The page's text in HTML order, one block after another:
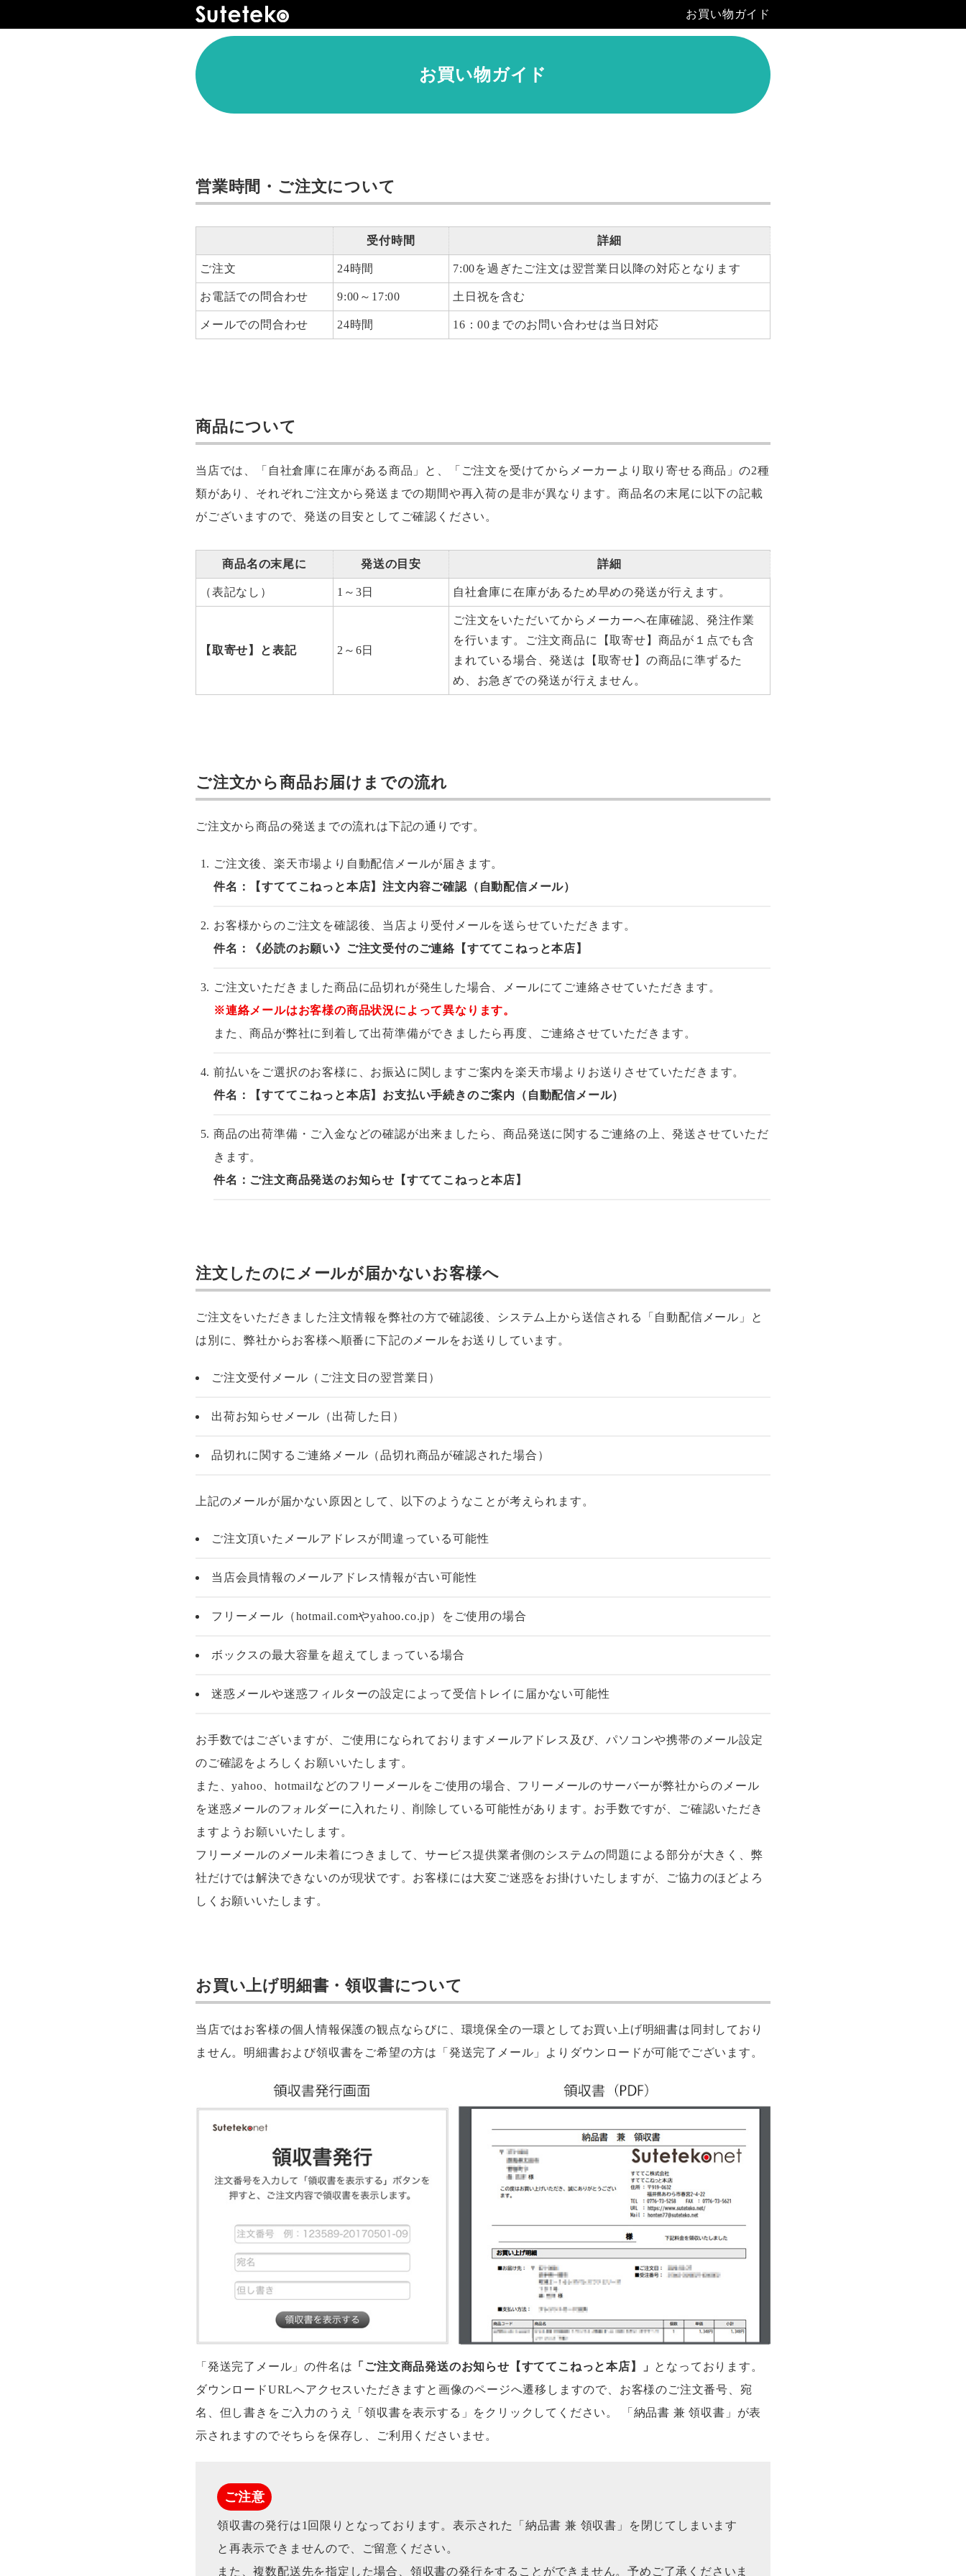
お買い物ガイド
お買い物ガイド
営業時間・ご注文について
受付時間 詳細
ご注文 24時間 7:00を過ぎたご注文は翌営業日以降の対応となります
お電話での問合わせ 9:00～17:00 土日祝を含む
メールでの問合わせ 24時間 16：00までのお問い合わせは当日対応
商品について
当店では、「自社倉庫に在庫がある商品」と、「ご注文を受けてからメーカーより取り寄せる商品」の2種
類があり、それぞれご注文から発送までの期間や再入荷の是非が異なります。商品名の末尾に以下の記載
がございますので、発送の目安としてご確認ください。
商品名の末尾に 発送の目安 詳細
（表記なし） 1～3日 自社倉庫に在庫があるため早めの発送が行えます。
【取寄せ】と表記 2～6日
ご注文をいただいてからメーカーへ在庫確認、発注作業
を行います。ご注文商品に【取寄せ】商品が１点でも含
まれている場合、発送は【取寄せ】の商品に準ずるた
め、お急ぎでの発送が行えません。
ご注文から商品お届けまでの流れ
ご注文から商品の発送までの流れは下記の通りです。
ご注文後、楽天市場より自動配信メールが届きます。
件名：【すててこねっと本店】注文内容ご確認（自動配信メール）
お客様からのご注文を確認後、当店より受付メールを送らせていただきます。
件名：《必読のお願い》ご注文受付のご連絡【すててこねっと本店】
ご注文いただきました商品に品切れが発生した場合、メールにてご連絡させていただきます。
※連絡メールはお客様の商品状況によって異なります。
また、商品が弊社に到着して出荷準備ができましたら再度、ご連絡させていただきます。
前払いをご選択のお客様に、お振込に関しますご案内を楽天市場よりお送りさせていただきます。
件名：【すててこねっと本店】お支払い手続きのご案内（自動配信メール）
商品の出荷準備・ご入金などの確認が出来ましたら、商品発送に関するご連絡の上、発送させていただ
きます。
件名：ご注文商品発送のお知らせ【すててこねっと本店】
注文したのにメールが届かないお客様へ
ご注文をいただきました注文情報を弊社の方で確認後、システム上から送信される「自動配信メール」と
は別に、弊社からお客様へ順番に下記のメールをお送りしています。
ご注文受付メール（ご注文日の翌営業日）
出荷お知らせメール（出荷した日）
品切れに関するご連絡メール（品切れ商品が確認された場合）
上記のメールが届かない原因として、以下のようなことが考えられます。
ご注文頂いたメールアドレスが間違っている可能性
当店会員情報のメールアドレス情報が古い可能性
フリーメール（hotmail.comやyahoo.co.jp）をご使用の場合
ボックスの最大容量を超えてしまっている場合
迷惑メールや迷惑フィルターの設定によって受信トレイに届かない可能性
お手数ではございますが、ご使用になられておりますメールアドレス及び、パソコンや携帯のメール設定
のご確認をよろしくお願いいたします。
また、yahoo、hotmailなどのフリーメールをご使用の場合、フリーメールのサーバーが弊社からのメール
を迷惑メールのフォルダーに入れたり、削除している可能性があります。お手数ですが、ご確認いただき
ますようお願いいたします。
フリーメールのメール未着につきまして、サービス提供業者側のシステムの問題による部分が大きく、弊
社だけでは解決できないのが現状です。お客様には大変ご迷惑をお掛けいたしますが、ご協力のほどよろ
しくお願いいたします。
お買い上げ明細書・領収書について
当店ではお客様の個人情報保護の観点ならびに、環境保全の一環としてお買い上げ明細書は同封しており
ません。明細書および領収書をご希望の方は「発送完了メール」よりダウンロードが可能でございます。
「発送完了メール」の件名は 「ご注文商品発送のお知らせ【すててこねっと本店】」 となっております。
ダウンロードURLへアクセスいただきますと画像のページへ遷移しますので、お客様のご注文番号、宛
名、但し書きをご入力のうえ「領収書を表示する」をクリックしてください。 「納品書 兼 領収書」が表
示されますのでそちらを保存し、ご利用くださいませ。
ご注意
領収書の発行は1回限りとなっております。表示された「納品書 兼 領収書」を閉じてしまいます
と再表示できませんので、ご留意ください。
また、複数配送先を指定した場合、領収書の発行をすることができません。予めご了承くださいま